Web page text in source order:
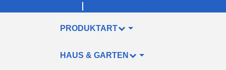
PRODUKTART
HAUS & GARTEN